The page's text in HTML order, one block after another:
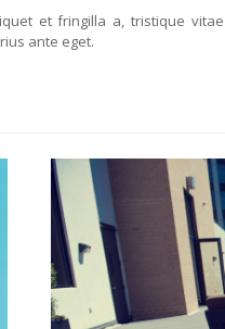
et fringilla a, tristique vitae
ante eget.